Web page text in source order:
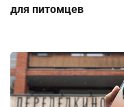
для питомцев